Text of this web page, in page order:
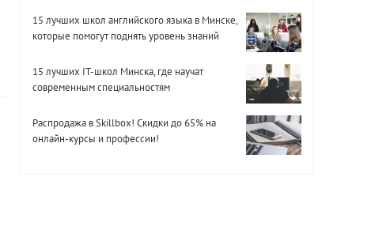
15 лучших школ английского языка в Минске,
которые помогут поднять уровень знаний
15 лучших IT-школ Минска, где научат
современным специальностям
Распродажа в Skillbox! Скидки до 65% на
онлайн-курсы и профессии!